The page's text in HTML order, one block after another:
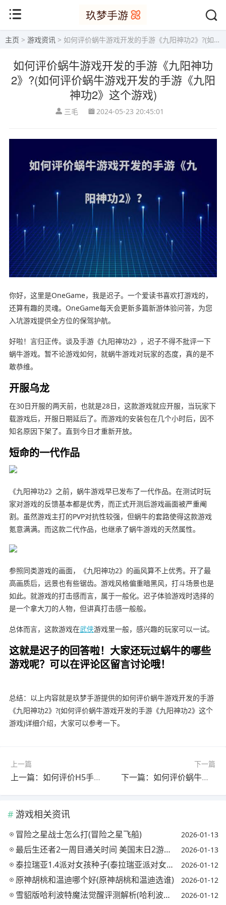
主页 > 游戏资讯 > 如何评价蜗牛游戏开发的手游《九阳神功2》?(如何评价蜗牛游戏开发的手游《九阳神功2》这个游戏)
如何评价蜗牛游戏开发的手游《九阳神功
2》?(如何评价蜗牛游戏开发的手游《九阳
神功2》这个游戏)
三毛 2024-05-23 20:45:01
你好，这里是OneGame，我是迟子。一个爱读书喜欢打游戏的，
还算有趣的灵魂。 OneGame每天会更新多篇新游体验问答，为您
入坑游戏提供全方位的保驾护航。
好啦！言归正传。 谈及手游《九阳神功2》，迟子不得不批评一下
蜗牛游戏。暂不论游戏如何，就蜗牛游戏对玩家的态度，真的是不
敢恭维。
开服乌龙
在30日开服的两天前，也就是28日，这款游戏就应开服，当玩家下
载游戏后，开服日期延后了。而游戏的安装包在几个小时后，因不
知名原因下架了。直到今日才重新开放。
短命的一代作品
《九阳神功2》 之前，蜗牛游戏早已发布了一代作品。在测试时玩
家对游戏的反馈基本都是优秀，而正式开测后游戏画面被严重阉
割。虽然游戏主打的PVP对抗性较强，但蜗牛的套路使得这款游戏
氪意满满。 而这款二代作品，也继承了蜗牛游戏的天然属性。
参照同类游戏的画面，《九阳神功2》的画风算不上优秀。开了最
高画质后，远景也有些锯齿。 游戏风格偏重暗黑风，打斗场景也是
如此。就游戏的打击感而言，属于一般化。迟子体验游戏时选择的
是一个拿大刀的人物，但讲真打击感一般般。
总体而言，这款游戏在武侠游戏里一般，感兴趣的玩家可以一试。
这就是迟子的回答啦！大家还玩过蜗牛的哪些
游戏呢？可以在评论区留言讨论哦！
总结：以上内容就是玖梦手游提供的如何评价蜗牛游戏开发的手游
《九阳神功2》?(如何评价蜗牛游戏开发的手游《九阳神功2》这个
游戏)详细介绍，大家可以参考一下。
上一篇
上一篇：如何评价H5手游呢?(如何评价h5手游呢视频)
下一篇
下一篇：如何评价蜗牛的手游《战塔英雄》?(如何评价蜗牛的手游《战塔英雄》这个游戏)
游戏相关资讯
冒险之星战士怎么打(冒险之星飞船) 2026-01-13
最后生还者2一周目通关时间 美国末日2游戏时长是多少(最后生还者2一周目多久) 2026-01-13
泰拉瑞亚1.4派对女孩种子(泰拉瑞亚派对女孩原型) 2026-01-12
原神胡桃和温迪哪个好(原神胡桃和温迪选谁) 2026-01-12
雪貂版哈利波特魔法觉醒评测解析(哈利波特魔法觉醒雪球) 2026-01-12